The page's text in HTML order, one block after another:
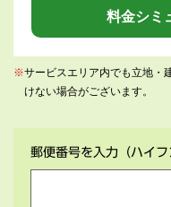
料金シミ
※サービスエリア内でも立地・
けない場合がございます。
郵便番号を入力 （ハイ